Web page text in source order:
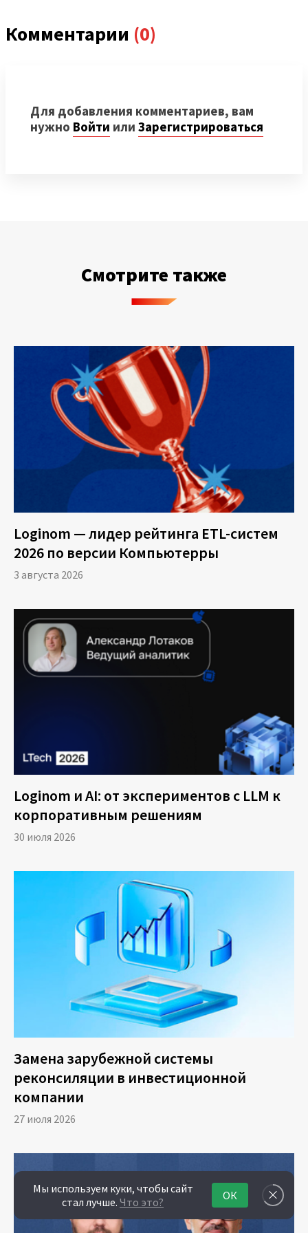
Комментарии (0)
Для добавления комментариев, вам
нужно Войти или Зарегистрироваться
Смотрите также
Loginom — лидер рейтинга ETL-систем
2026 по версии Компьютерры
3 августа 2026
Loginom и AI: от экспериментов с LLM к
корпоративным решениям
30 июля 2026
Замена зарубежной системы
реконсиляции в инвестиционной
компании
27 июля 2026
Мы используем куки, чтобы сайт
стал лучше. Что это? ОК